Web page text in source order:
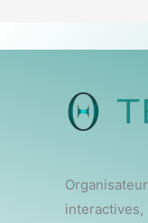
interactives,